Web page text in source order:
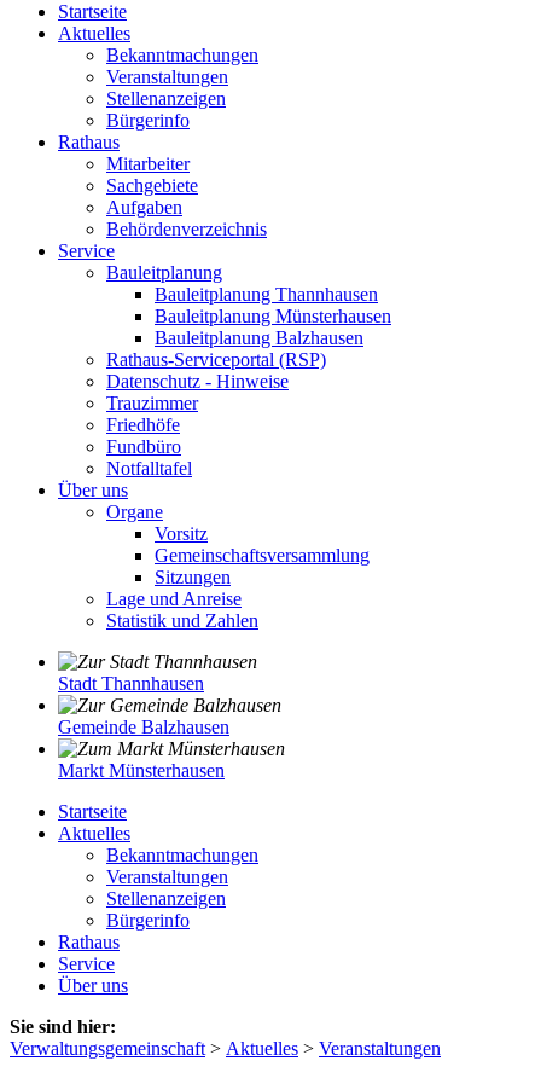
Startseite
Aktuelles
Bekanntmachungen
Veranstaltungen
Stellenanzeigen
Bürgerinfo
Rathaus
Mitarbeiter
Sachgebiete
Aufgaben
Behördenverzeichnis
Service
Bauleitplanung
Bauleitplanung Thannhausen
Bauleitplanung Münsterhausen
Bauleitplanung Balzhausen
Rathaus-Serviceportal (RSP)
Datenschutz - Hinweise
Trauzimmer
Friedhöfe
Fundbüro
Notfalltafel
Über uns
Organe
Vorsitz
Gemeinschaftsversammlung
Sitzungen
Lage und Anreise
Statistik und Zahlen
Stadt Thannhausen
Gemeinde Balzhausen
Markt Münsterhausen
Startseite
Aktuelles
Bekanntmachungen
Veranstaltungen
Stellenanzeigen
Bürgerinfo
Rathaus
Service
Über uns
Sie sind hier:
Verwaltungsgemeinschaft > Aktuelles > Veranstaltungen